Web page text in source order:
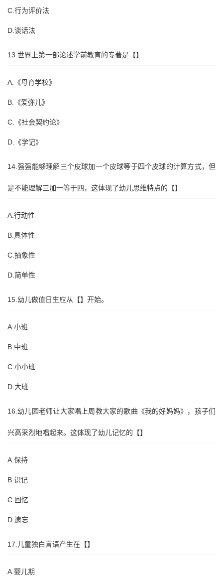
C.行为评价法
D.谈话法
13.世界上第一部论述学前教育的专著是【】
A.《母育学校》
B.《爱弥儿》
C.《社会契约论》
D.《学记》
14.强强能够理解三个皮球加一个皮球等于四个皮球的计算方式，但
是不能理解三加一等于四，这体现了幼儿思维特点的【】
A.行动性
B.具体性
C.抽象性
D.简单性
15.幼儿做值日生应从【】开始。
A.小班
B.中班
C.小小班
D.大班
16.幼儿园老师让大家唱上周教大家的歌曲《我的好妈妈》，孩子们
兴高采烈地唱起来。这体现了幼儿记忆的【】
A.保持
B.识记
C.回忆
D.遗忘
17.儿童独白言语产生在【】
A.婴儿期